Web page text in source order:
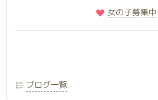
️女の子募集中
ブログ一覧